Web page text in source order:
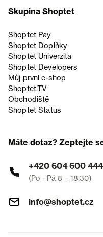
Skupina Shoptet
Shoptet Pay
Shoptet Doplňky
Shoptet Univerzita
Shoptet Developers
Můj první e-shop
Shoptet.TV
Obchodiště
Shoptet Status
Máte dotaz? Zeptejte
+420 604 600 444
(Po - Pá 8 – 18:30)
info@shoptet.cz